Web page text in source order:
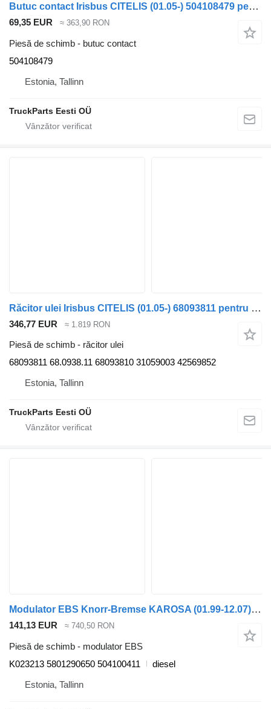
Butuc contact Irisbus CITELIS (01.05-) 504108479 pentru autobuz Irisbus Access, Evadys, Axer, Karosa, Recreo, Domino, Agora, Citelis, Eurorider (1999-)
69,35 EUR ≈ 363,90 RON
Piesă de schimb - butuc contact
504108479
Estonia, Tallinn
TruckParts Eesti OÜ
Răcitor ulei Irisbus CITELIS (01.05-) 68093811 pentru autobuz Irisbus Access, Evadys, Axer, Karosa, Recreo, Domino, Agora, Citelis, Eurorider (1999-)
346,77 EUR ≈ 1.819 RON
Piesă de schimb - răcitor ulei
68093811 68.0938.11 68093810 31059003 42569852
Estonia, Tallinn
TruckParts Eesti OÜ
Modulator EBS Knorr-Bremse KAROSA (01.99-12.07) K023213 pentru autobuz Irisbus Access, Evadys, Axer, Karosa, Recreo, Domino, Agora, Citelis, Eurorider (1999-)
141,13 EUR ≈ 740,50 RON
Piesă de schimb - modulator EBS
K023213 5801290650 504100411
diesel
Estonia, Tallinn